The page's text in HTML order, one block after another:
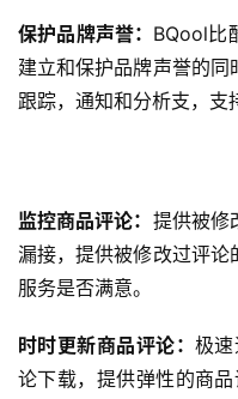
科
社
跨
境
航
保护品牌声誉： BQool比
建立和保护品牌声誉的同
跟踪，通知和分析支，支
监控商品评论： 提供被修
漏接，提供被修改过评
服务是否满意。
时时更新商品评论： 极
论下载，提供弹性的商